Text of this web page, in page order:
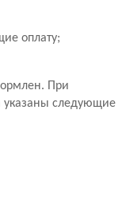
оплату;
При
указаны следующие